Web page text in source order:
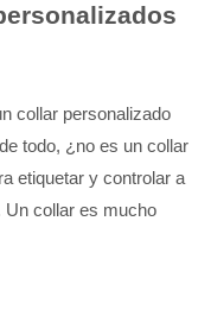
collar personalizado
todo, ¿no es un collar
etiquetar y controlar a
Un collar es mucho